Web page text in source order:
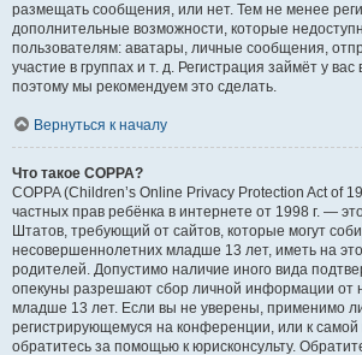
размещать сообщения, или нет. Тем не менее
дополнительные возможности, которые
пользователям: аватары, личные сообщения,
участие в группах и т. д. Регистрация займёт у вас
поэтому мы рекомендуем это сделать.
Вернуться к началу
Что такое COPPA?
COPPA (Children’s Online Privacy Protection Act of
частных прав ребёнка в интернете от 1998 г. —
Штатов, требующий от сайтов, которые могут
несовершеннолетних младше 13 лет, иметь на
родителей. Допустимо наличие иного вида
опекуны разрешают сбор личной информации от
младше 13 лет. Если вы не уверены, применимо ли
регистрирующемуся на конференции, или к
обратитесь за помощью к юрисконсульту.